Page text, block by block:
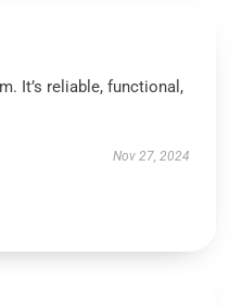
It’s reliable, functional,
Nov 27, 2024